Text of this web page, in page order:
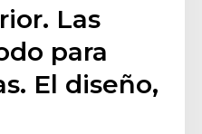
Las
para
El diseño,